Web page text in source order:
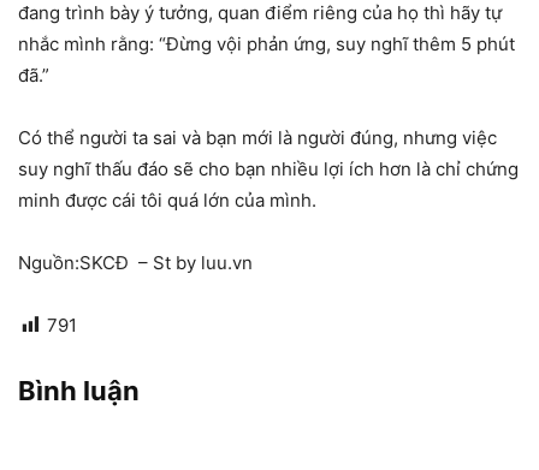
đang trình bày ý tưởng, quan điểm riêng của họ thì hãy tự
nhắc mình rằng: “Đừng vội phản ứng, suy nghĩ thêm 5 phút
đã.”
Có thể người ta sai và bạn mới là người đúng, nhưng việc
suy nghĩ thấu đáo sẽ cho bạn nhiều lợi ích hơn là chỉ chứng
minh được cái tôi quá lớn của mình.
Nguồn:SKCĐ – St by luu.vn
791
Bình luận